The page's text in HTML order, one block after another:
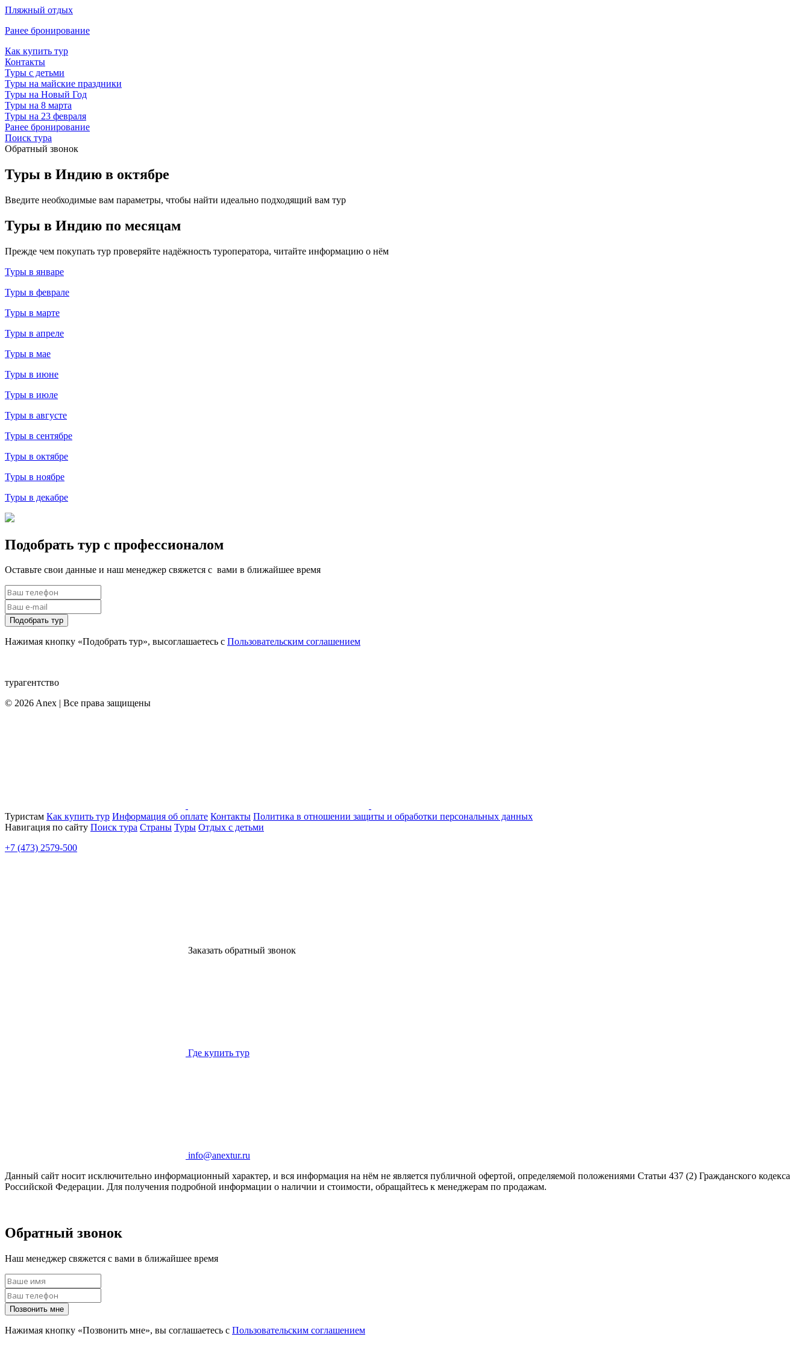
Пляжный отдых
Ранее бронирование
Как купить тур
Контакты
Туры с детьми
Туры на майские праздники
Туры на Новый Год
Туры на 8 марта
Туры на 23 февраля
Ранее бронирование
Поиск тура
Обратный звонок
Туры в Индию в октябре
Введите необходимые вам параметры, чтобы найти идеально подходящий вам тур
Туры в Индию по месяцам
Прежде чем покупать тур проверяйте надёжность туроператора, читайте информацию о нём
Туры в январе
Туры в феврале
Туры в марте
Туры в апреле
Туры в мае
Туры в июне
Туры в июле
Туры в августе
Туры в сентябре
Туры в октябре
Туры в ноябре
Туры в декабре
Подобрать тур с профессионалом
Оставьте свои данные и наш менеджер свяжется с вами в ближайшее время
Подобрать тур
Нажимая кнопку «Подобрать тур», высоглашаетесь с Пользовательским соглашением
турагентство
© 2026 Anex | Все права защищены
Туристам Как купить тур Информация об оплате Контакты Политика в отношении защиты и обработки персональных данных
Навигация по сайту Поиск тура Страны Туры Отдых с детьми
+7 (473) 2579-500
Заказать обратный звонок
Где купить тур
info@anextur.ru
Данный сайт носит исключительно информационный характер, и вся информация на нём не является публичной офертой, определяемой положениями Статьи 437 (2) Гражданского кодекса
Российской Федерации. Для получения подробной информации о наличии и стоимости, обращайтесь к менеджерам по продажам.
Обратный звонок
Наш менеджер свяжется с вами в ближайшее время
Позвонить мне
Нажимая кнопку «Позвонить мне», вы соглашаетесь с Пользовательским соглашением